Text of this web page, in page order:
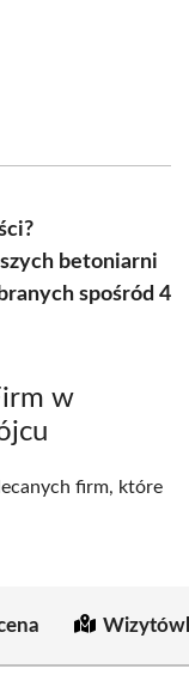
betoniarni
spośród 4
w
firm, które